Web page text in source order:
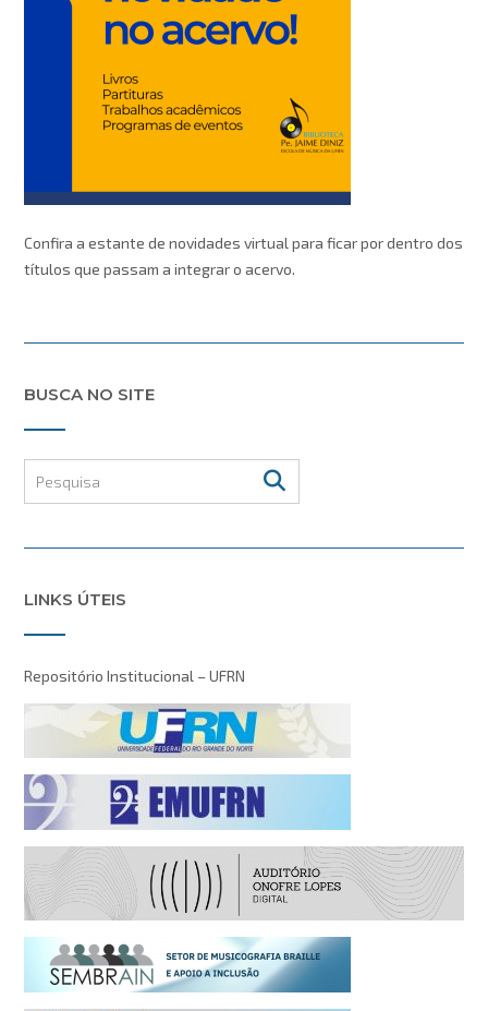
Confira a estante de novidades virtual para ficar por dentro dos
títulos que passam a integrar o acervo.
BUSCA NO SITE
LINKS ÚTEIS
Repositório Institucional – UFRN